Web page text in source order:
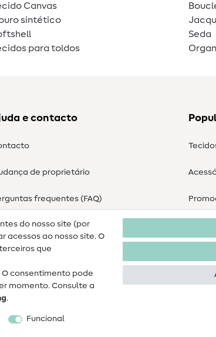
Canvas
sintético
para toldos
Seda
e contacto
de proprietário
frequentes (FAQ)
de cancelamento
do nosso site (por
acessos ao nosso site. O
que
consentimento pode
momento. Consulte a
.
Funcional